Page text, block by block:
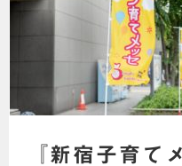
『新宿子育て